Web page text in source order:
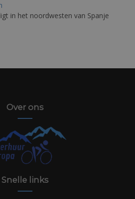
in het noordwesten van Spanje
Over ons
Snelle links